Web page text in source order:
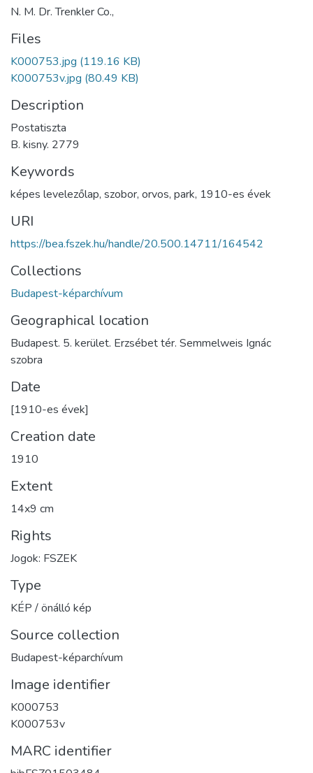
N. M. Dr. Trenkler Co.,
Files
K000753.jpg (119.16 KB)
K000753v.jpg (80.49 KB)
Description
Postatiszta
B. kisny. 2779
Keywords
képes levelezőlap, szobor, orvos, park, 1910-es évek
URI
https://bea.fszek.hu/handle/20.500.14711/164542
Collections
Budapest-képarchívum
Geographical location
Budapest. 5. kerület. Erzsébet tér. Semmelweis Ignác
szobra
Date
[1910-es évek]
Creation date
1910
Extent
14x9 cm
Rights
Jogok: FSZEK
Type
KÉP / önálló kép
Source collection
Budapest-képarchívum
Image identifier
K000753
K000753v
MARC identifier